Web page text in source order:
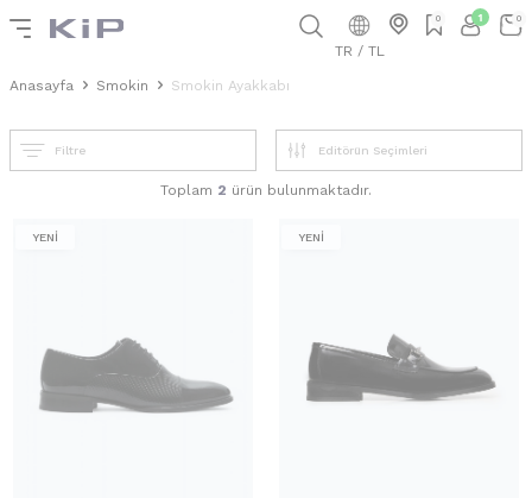
TR / TL
0 1 0
Anasayfa Smokin Smokin Ayakkabı
Filtre
Toplam 2 ürün bulunmaktadır.
YENİ YENİ